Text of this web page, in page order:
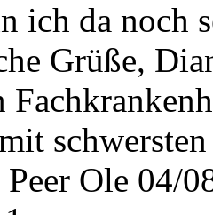
ich da noch
Grüße,
Peer Ole 04/